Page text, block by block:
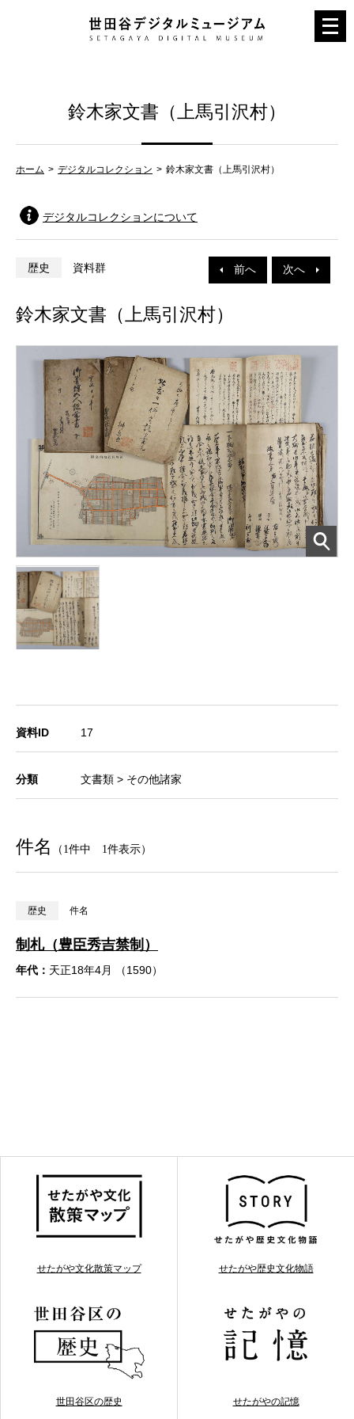
メ
ニ
鈴木家文書（上馬引沢村）
ホーム デジタルコレクション 鈴木家文書（上馬引沢村）
デジタルコレクションについて
前へ 次へ
歴史 資料群
鈴木家文書（上馬引沢村）
資料ID 17
分類 文書類 > その他諸家
件名 （1件中 1件表示）
歴史 件名
制札（豊臣秀吉禁制）
年代： 天正18年4月 （1590）
せたがや文化散策マップ せたがや歴史文化物語
世田谷区の歴史 せたがやの記憶